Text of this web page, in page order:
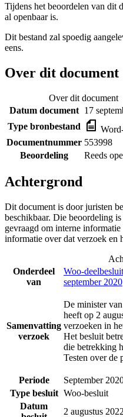
Tijdens het beoordelen van dit
al openbaar is.
Dit bestand zal spoedig
eens.
Over dit document
Over dit document
Datum document 17
Type bronbestand
Documentnummer 553998
Beoordeling
Reeds
Achtergrond
Dit document is door juristen
beschikbaar. Die beoordeling
gevraagd om interne
informatie over dat verzoek en
Onderdeel
van
Woo-
september 2020
Samenvatting
verzoek
De minister
heeft op 2
verzoeken in
Het besluit
die betrekking
Testen over de
Periode
September
Type besluit Woo-besluit
Datum
2 augustus 2022